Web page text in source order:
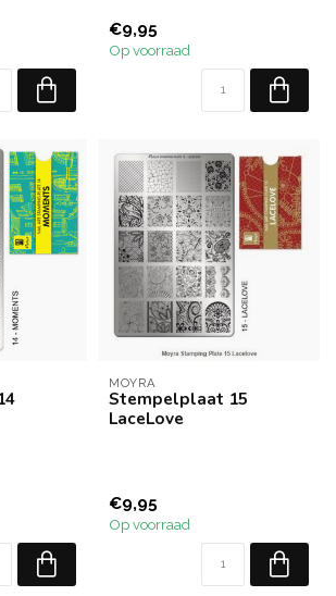
€9,95
Op voorraad
MOYRA
Stempelplaat 15
LaceLove
€9,95
Op voorraad